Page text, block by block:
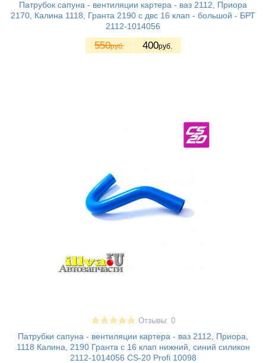
Патрубок сапуна - вентиляции картера - ваз 2112, Приора
2170, Калина 1118, Гранта 2190 с двс 16 клап - большой - БРТ
2112-1014056
550руб. 400руб.
Отзывы: 0
Патрубки сапуна - вентиляции картера - ваз 2112, Приора,
1118 Калина, 2190 Гранта с 16 клап нижний, синий силикон
2112-1014056 CS-20 Profi 10098